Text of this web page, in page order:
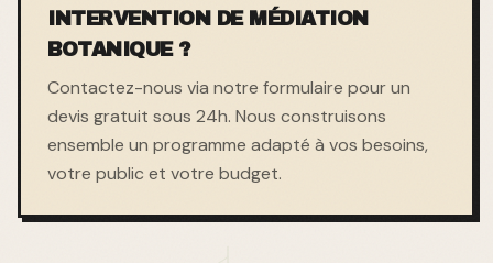
INTERVENTION DE MÉDIATION
BOTANIQUE ?
Contactez-nous via notre formulaire pour un
devis gratuit sous 24h. Nous construisons
ensemble un programme adapté à vos besoins,
votre public et votre budget.